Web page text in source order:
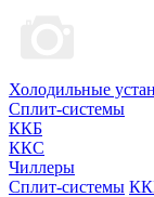
Холодильные
Сплит-системы
ККБ
ККС
Чиллеры
Сплит-системы